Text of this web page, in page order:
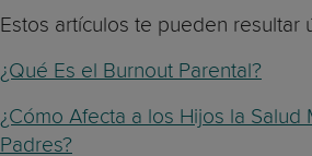
Estos artículos te pueden resultar
¿Qué Es el Burnout Parental?
¿Cómo Afecta a los Hijos la Salud
Padres?